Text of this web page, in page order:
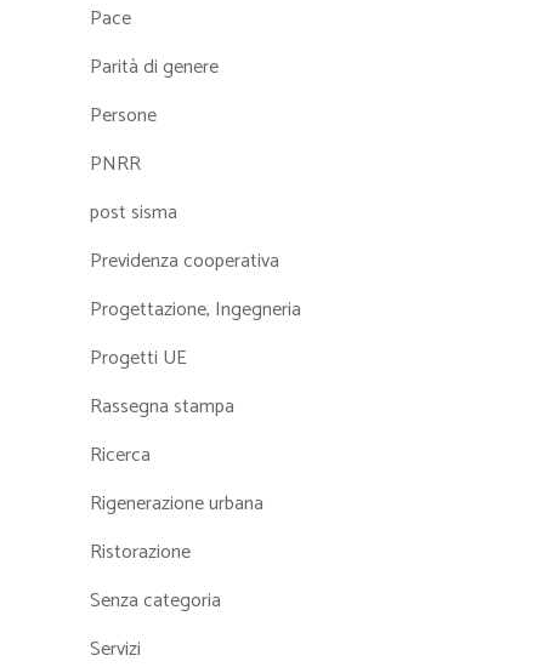
Pace
Parità di genere
Persone
PNRR
post sisma
Previdenza cooperativa
Progettazione, Ingegneria
Progetti UE
Rassegna stampa
Ricerca
Rigenerazione urbana
Ristorazione
Senza categoria
Servizi